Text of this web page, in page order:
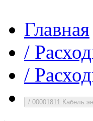
Главная
/
/
/ 00001811 Кабель